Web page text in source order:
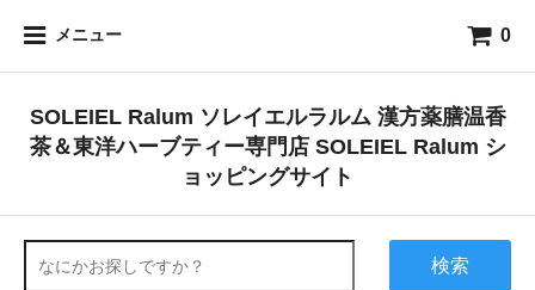
メニュー 0
SOLEIEL Ralum ソレイエルラルム 漢方薬膳温香
茶＆東洋ハーブティー専門店 SOLEIEL Ralum シ
ョッピングサイト
検索